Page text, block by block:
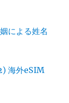
による姓名
海外eSIM